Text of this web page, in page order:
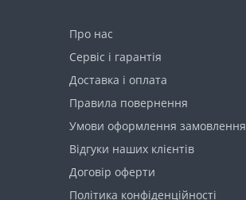
Про нас
Сервіс і гарантія
Доставка і оплата
Правила повернення
Умови оформлення замовлення
Відгуки наших клієнтів
Договір оферти
Політика конфіденційності